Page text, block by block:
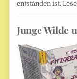
entstanden ist.
Junge Wilde